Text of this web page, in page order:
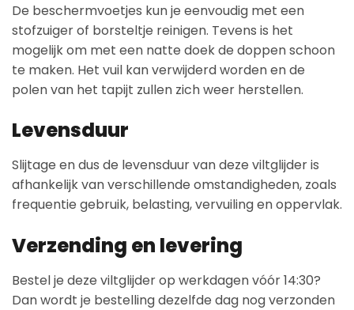
De beschermvoetjes kun je eenvoudig met een
stofzuiger of borsteltje reinigen. Tevens is het
mogelijk om met een natte doek de doppen schoon
te maken. Het vuil kan verwijderd worden en de
polen van het tapijt zullen zich weer herstellen.
Levensduur
Slijtage en dus de levensduur van deze viltglijder is
afhankelijk van verschillende omstandigheden, zoals
frequentie gebruik, belasting, vervuiling en oppervlak.
Verzending en levering
Bestel je deze viltglijder op werkdagen vóór 14:30?
Dan wordt je bestelling dezelfde dag nog verzonden